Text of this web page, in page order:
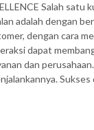
Salah satu
adalah dengan
dengan cara
dapat
dan